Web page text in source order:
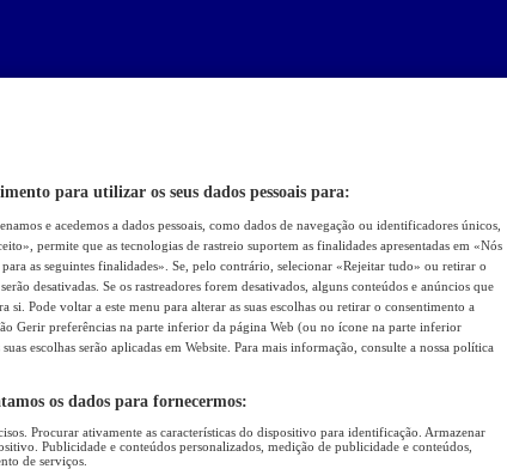
para utilizar os seus dados pessoais para:
e acedemos a dados pessoais, como dados de navegação ou identificadores únicos,
permite que as tecnologias de rastreio suportem as finalidades apresentadas em «Nós
para as seguintes finalidades». Se, pelo contrário, selecionar «Rejeitar tudo» ou retirar o
desativadas. Se os rastreadores forem desativados, alguns conteúdos e anúncios que
si. Pode voltar a este menu para alterar as suas escolhas ou retirar o consentimento a
Gerir preferências na parte inferior da página Web (ou no ícone na parte inferior
escolhas serão aplicadas em Website. Para mais informação, consulte a nossa política
os dados para fornecermos:
Procurar ativamente as características do dispositivo para identificação. Armazenar
Publicidade e conteúdos personalizados, medição de publicidade e conteúdos,
de serviços.